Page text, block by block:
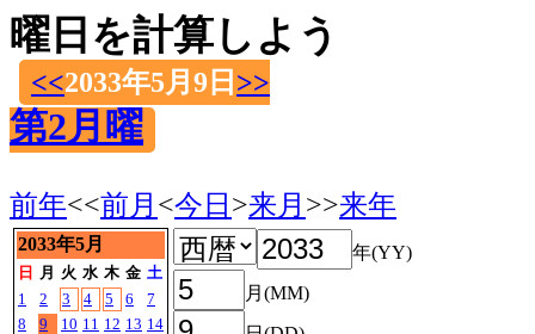
曜日を計算しよう
<<2033年5月9日 >>
第2月曜
前年<<前月 <今日 >来月 >>来年
2033年5月
日 月 火 水 木 金 土
1
2 3 4 5 6
7
8
9 10 11 12 13 14
年(YY)
月(MM)